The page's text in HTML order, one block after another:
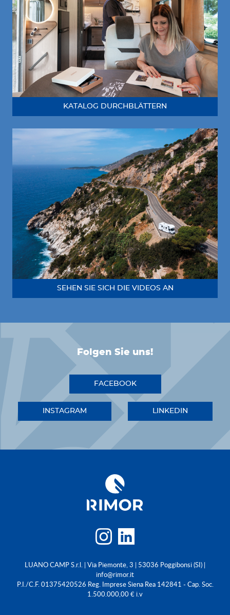
KATALOG DURCHBLÄTTERN
SEHEN SIE SICH DIE VIDEOS AN
Folgen Sie uns!
FACEBOOK
INSTAGRAM LINKEDIN
LUANO CAMP S.r.l. | Via Piemonte, 3 | 53036 Poggibonsi (SI) |
info@rimor.it
P.I./C.F. 01375420526 Reg. Imprese Siena Rea 142841 - Cap. Soc.
1.500.000,00 € i.v